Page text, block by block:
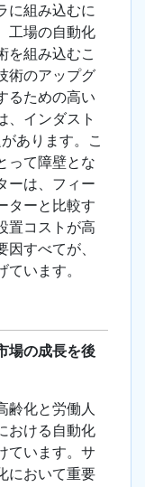
に組み込むに
工場の自動化
を組み込むこ
術のアップグ
るための高い
、インダスト
あります。こ
って障壁とな
ーは、フィー
ターと比較す
置コストが高
すべてが、
います。
場の成長を後
齢化と労働人
おける自動化
ています。サ
において重要